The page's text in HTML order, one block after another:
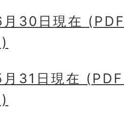
30日現在
31日現在